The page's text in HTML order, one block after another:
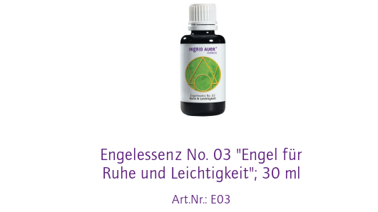
Engelessenz No. 03 "Engel für
Ruhe und Leichtigkeit"; 30 ml
Art.Nr.: E03